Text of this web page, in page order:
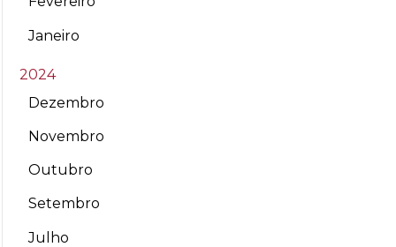
Janeiro
2024
Dezembro
Novembro
Outubro
Setembro
Julho